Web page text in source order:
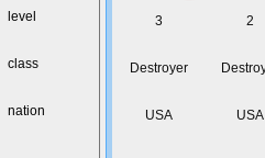
level
class
nation
3
Destroyer
USA
2
USA